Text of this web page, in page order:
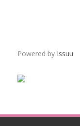
Powered by Issuu